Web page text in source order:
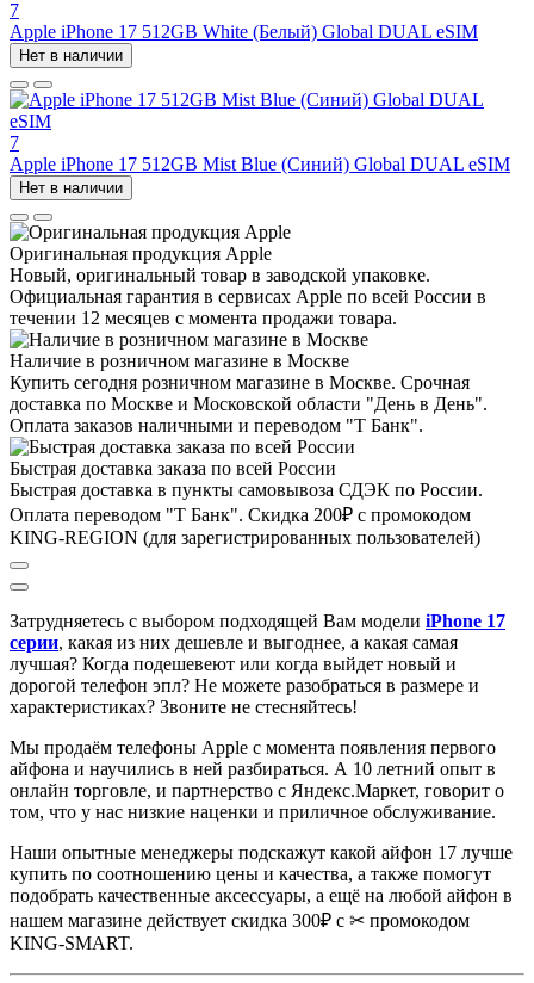
7
Apple iPhone 17 512GB White (Белый) Global DUAL eSIM
Нет в наличии
7
Apple iPhone 17 512GB Mist Blue (Синий) Global DUAL eSIM
Нет в наличии
Оригинальная продукция Apple
Новый, оригинальный товар в заводской упаковке.
Официальная гарантия в сервисах Apple по всей России в
течении 12 месяцев с момента продажи товара.
Наличие в розничном магазине в Москве
Купить сегодня розничном магазине в Москве. Срочная
доставка по Москве и Московской области "День в День".
Оплата заказов наличными и переводом "Т Банк".
Быстрая доставка заказа по всей России
Быстрая доставка в пункты самовывоза СДЭК по России.
Оплата переводом "Т Банк". Скидка 200₽ с промокодом
KING-REGION (для зарегистрированных пользователей)
Затрудняетесь с выбором подходящей Вам модели iPhone 17
серии, какая из них дешевле и выгоднее, а какая самая
лучшая? Когда подешевеют или когда выйдет новый и
дорогой телефон эпл? Не можете разобраться в размере и
характеристиках? Звоните не стесняйтесь!
Мы продаём телефоны Apple с момента появления первого
айфона и научились в ней разбираться. А 10 летний опыт в
онлайн торговле, и партнерство с Яндекс.Маркет, говорит о
том, что у нас низкие наценки и приличное обслуживание.
Наши опытные менеджеры подскажут какой айфон 17 лучше
купить по соотношению цены и качества, а также помогут
подобрать качественные аксессуары, а ещё на любой айфон в
нашем магазине действует скидка 300₽ с ✂ промокодом
KING-SMART.